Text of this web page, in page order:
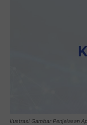
Ilustrasi Gambar Penjelasan